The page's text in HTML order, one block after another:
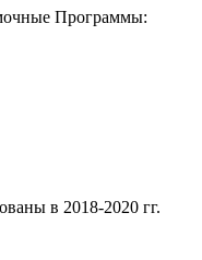
Программы:
в 2018-2020 гг.